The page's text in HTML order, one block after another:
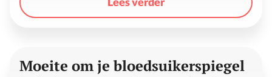
Moeite om je bloedsuikerspiegel